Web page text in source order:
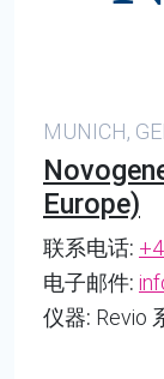
MUNICH,
Europe)
联系电话:
电子邮件:
仪器: Revio